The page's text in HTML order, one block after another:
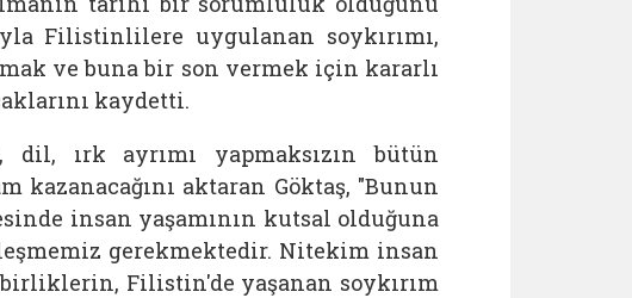
Filistinlilere uygulanan soykırımı,
ve buna bir son vermek için kararlı
kaydetti.
dil, ırk ayrımı yapmaksızın bütün
kazanacağını aktaran Göktaş, "Bunun
insan yaşamının kutsal olduğuna
gerekmektedir. Nitekim insan
Filistin'de yaşanan soykırım